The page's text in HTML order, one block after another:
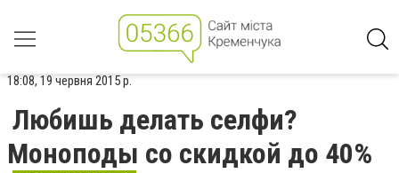
18:08, 19 червня 2015 р.
Любишь делать селфи?
Моноподы со скидкой до 40%